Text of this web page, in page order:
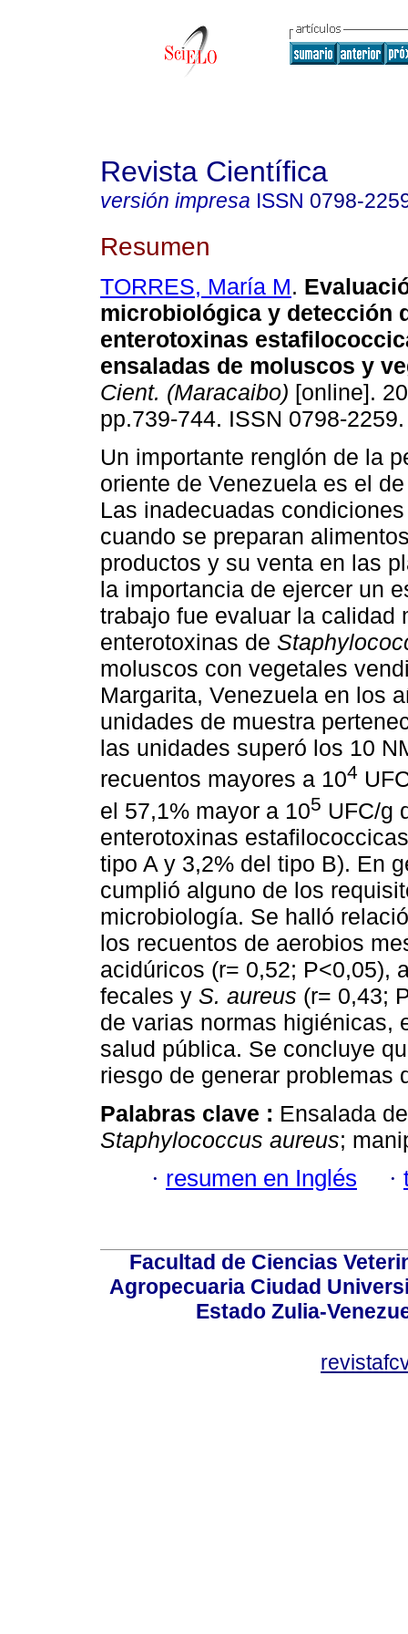
Revista Científica
versión impresa ISSN 0798-
Resumen
TORRES, María M.
microbiológica y detección
enterotoxinas
ensaladas de moluscos y
Cient. (Maracaibo) [online].
pp.739-744. ISSN 0798-2259.
Un importante renglón de la
oriente de Venezuela es el
Las inadecuadas
cuando se preparan
productos y su venta en las
la importancia de ejercer un
trabajo fue evaluar la calidad
enterotoxinas de
moluscos con vegetales
Margarita, Venezuela en los
unidades de muestra
las unidades superó los 10
recuentos mayores a 104
el 57,1% mayor a 105 UFC/g
enterotoxinas
tipo A y 3,2% del tipo B). En
cumplió alguno de los
microbiología. Se halló
los recuentos de aerobios
acidúricos (r= 0,52; P<0,05),
fecales y S. aureus (r= 0,43;
de varias normas higiénicas,
salud pública. Se concluye
riesgo de generar problemas
Palabras clave : Ensalada
Staphylococcus aureus;
· resumen en Inglés ·
Facultad de Ciencias
Agropecuaria Ciudad
Estado Zulia-